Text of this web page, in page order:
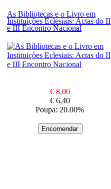
As Bibliotecas e o Livro em
Instituições Eclesiais: Actas do II
e III Encontro Nacional
€ 8,00
€ 6,40
Poupa: 20.00%